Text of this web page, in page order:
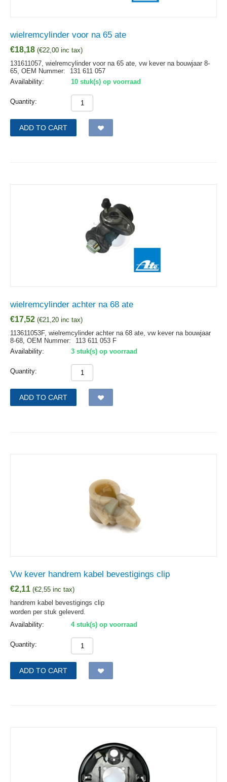
wielremcylinder voor na 65 ate
€18,18 (€22,00 inc tax)
131611057, wielremcylinder voor na 65 ate, vw kever na bouwjaar 8-
65, OEM Nummer:
131 611 057
Availability:
10 stuk(s) op voorraad
Quantity:
ADD TO CART
wielremcylinder achter na 68 ate
€17,52 (€21,20 inc tax)
113611053F, wielremcylinder achter na 68 ate, vw kever na bouwjaar
8-68, OEM Nummer:
113 611 053 F
Availability:
3 stuk(s) op voorraad
Quantity:
ADD TO CART
Vw kever handrem kabel bevestigings clip
€2,11 (€2,55 inc tax)
handrem kabel bevestigings clip
worden per stuk geleverd.
Availability:
4 stuk(s) op voorraad
Quantity:
ADD TO CART